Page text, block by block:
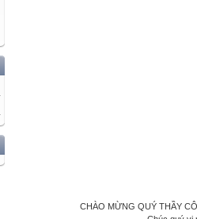
CHÀO MỪNG QUÝ THẦY